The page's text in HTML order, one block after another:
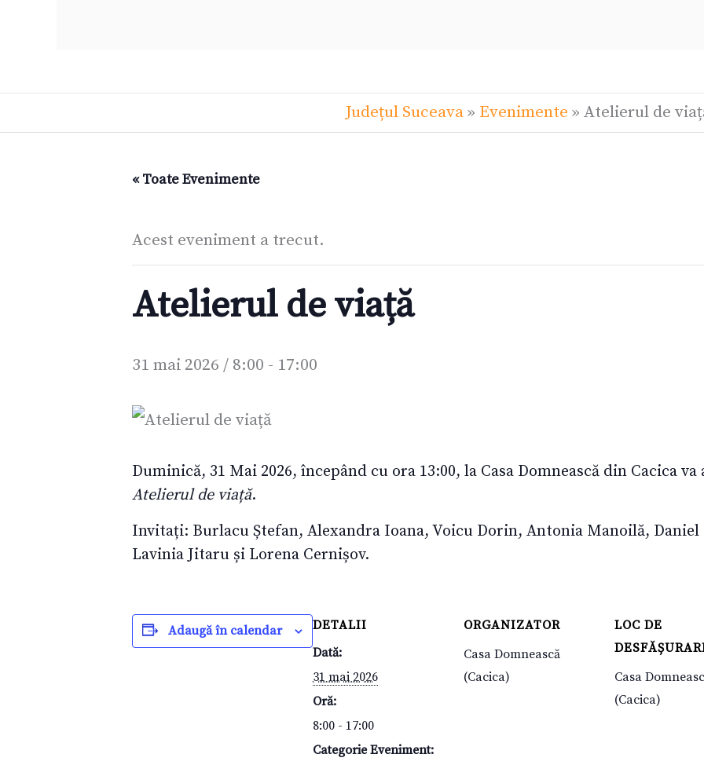
Județul Suceava» Evenimente » Atelierul de
« Toate Evenimente
Acest eveniment a trecut.
Atelierul de viață
31 mai 2026 / 8:00 - 17:00
Duminică, 31 Mai 2026, începând cu ora 13:00, la Casa Domnească din Cacica
Atelierul de viață.
Invitați: Burlacu Ștefan, Alexandra Ioana, Voicu Dorin, Antonia Manoilă,
Lavinia Jitaru și Lorena Cernișov.
Adaugă în calendar
DETALII
Dată:
31 mai 2026
Oră:
8:00 - 17:00
Categorie Eveniment:
ORGANIZATOR
Casa Domnească
(Cacica)
LOC DE
Casa
(Cacica)